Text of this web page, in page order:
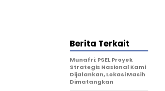
Berita Terkait
Munafri: PSEL Proyek
Strategis Nasional Kami
Dijalankan, Lokasi Masih
Dimatangkan